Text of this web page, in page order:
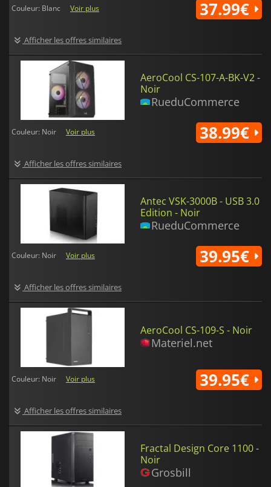
Couleur: Blanc Voir plus
Afficher les offres similaires
37.99€
AeroCool CS-107-A-BK-V2 -
Noir
RueduCommerce
Couleur: Noir Voir plus
Afficher les offres similaires
38.99€
Antec VSK-3000B - USB 3.0
Edition - Noir
RueduCommerce
Couleur: Noir Voir plus
Afficher les offres similaires
39.95€
AeroCool CS-109-S - Noir
Materiel.net
Couleur: Noir Voir plus
Afficher les offres similaires
39.95€
Fractal Design Core 1100 -
Noir
Grosbill